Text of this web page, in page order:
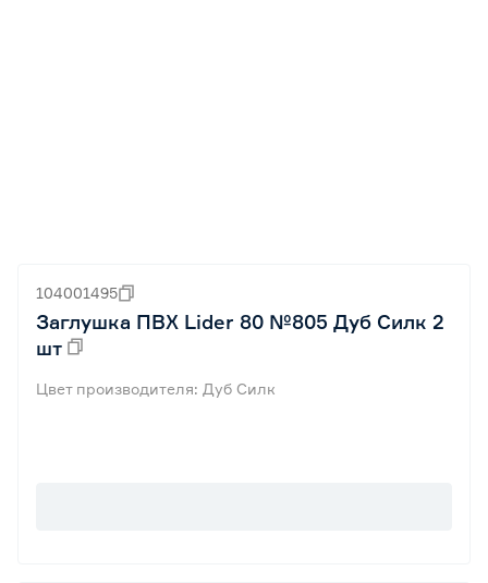
104001495
Заглушка ПВХ Lider 80 №805 Дуб Силк 2
шт
Цвет производителя: Дуб Силк